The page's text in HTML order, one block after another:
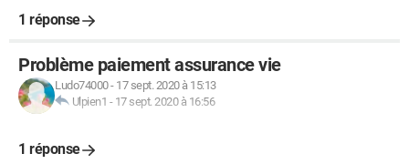
1 réponse
Problème paiement assurance vie
Ludo74000- 17 sept. 2020 à 15:13
Ulpien1 - 17 sept. 2020 à 16:56
1 réponse